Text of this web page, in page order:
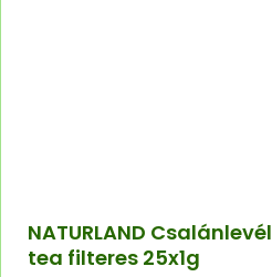
NATURLAND Csalánlevél
tea filteres 25x1g